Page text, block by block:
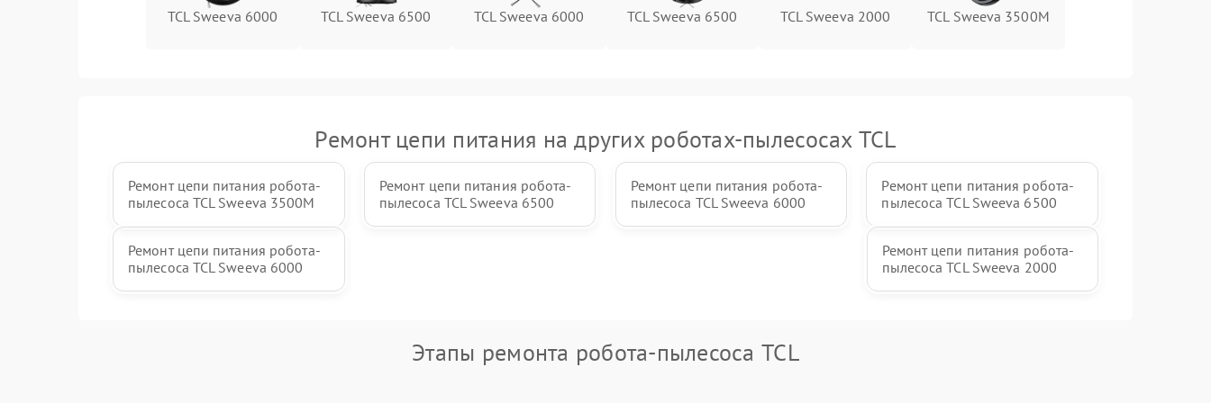
TCL Sweeva 6000 TCL Sweeva 6500 TCL Sweeva 6000 TCL Sweeva 6500 TCL Sweeva 2000 TCL Sweeva 3500M
Ремонт цепи питания на других роботах-пылесосах TCL
Ремонт цепи питания робота-
пылесоса TCL Sweeva 3500M
Ремонт цепи питания робота-
пылесоса TCL Sweeva 6500
Ремонт цепи питания робота-
пылесоса TCL Sweeva 6000
Ремонт цепи питания робота-
пылесоса TCL Sweeva 6500
Ремонт цепи питания робота-
пылесоса TCL Sweeva 6000
Ремонт цепи питания робота-
пылесоса TCL Sweeva 2000
Этапы ремонта робота-пылесоса TCL